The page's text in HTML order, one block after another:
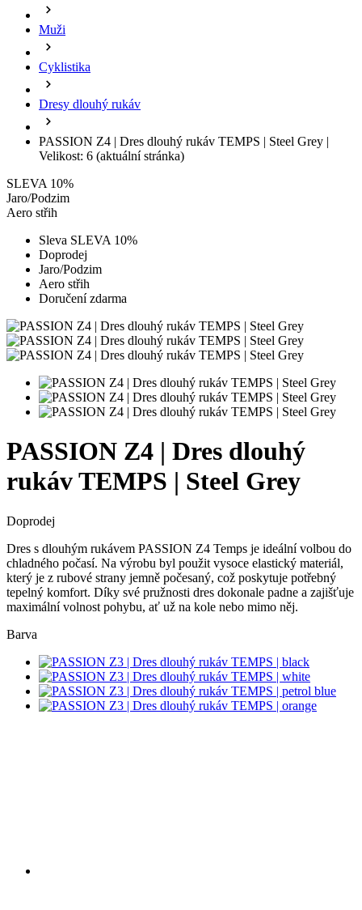
Muži
Cyklistika
Dresy dlouhý rukáv
PASSION Z4 | Dres dlouhý rukáv TEMPS | Steel Grey |
Velikost: 6 (aktuální stránka)
SLEVA 10%
Jaro/Podzim
Aero střih
Sleva SLEVA 10%
Doprodej
Jaro/Podzim
Aero střih
Doručení zdarma
PASSION Z4 | Dres dlouhý
rukáv TEMPS | Steel Grey
Doprodej
Dres s dlouhým rukávem PASSION Z4 Temps je ideální volbou do
chladného počasí. Na výrobu byl použit vysoce elastický materiál,
který je z rubové strany jemně počesaný, což poskytuje potřebný
tepelný komfort. Díky své pružnosti dres dokonale padne a zajišťuje
maximální volnost pohybu, ať už na kole nebo mimo něj.
Barva